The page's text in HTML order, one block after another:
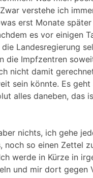
verstehe ich
erst Monate später
es vor einigen
Landesregierung
die Impfzentren
nicht damit
sein könnte. Es geht
alles daneben, das
nichts, ich gehe
noch so einen Zettel
werde in Kürze in
und mir dort gegen